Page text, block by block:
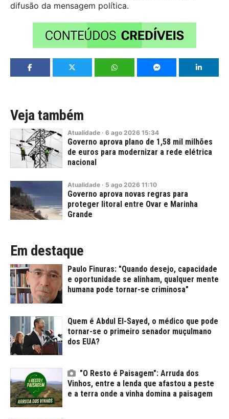
difusão da mensagem política.
Veja também
Atualidade · 6 ago 2026 15:34
Governo aprova plano de 1,58 mil milhões
de euros para modernizar a rede elétrica
nacional
Atualidade · 5 ago 2026 11:10
Governo aprova novas regras para
proteger litoral entre Ovar e Marinha
Grande
Em destaque
Paulo Finuras: "Quando desejo, capacidade
e oportunidade se alinham, qualquer mente
humana pode tornar-se criminosa"
Quem é Abdul El-Sayed, o médico que pode
tornar-se o primeiro senador muçulmano
dos EUA?
"O Resto é Paisagem": Arruda dos
Vinhos, entre a lenda que afastou a peste
e a terra onde a vinha domina a paisagem